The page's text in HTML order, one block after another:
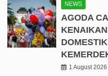
NEWS
AGODA
1 August 2026